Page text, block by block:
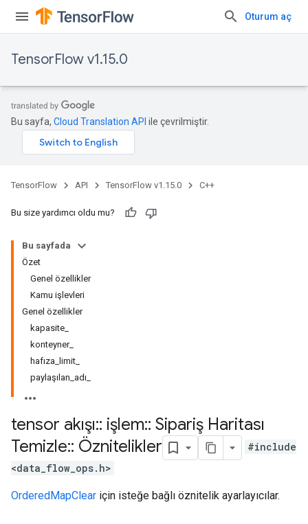
Oturum aç
TensorFlow v1.15.0
Bu sayfa, Cloud Translation API ile çevrilmiştir.
TensorFlow API TensorFlow v1.15.0 C++
Bu size yardımcı oldu mu?
Bu sayfada
Özet
Genel özellikler
Kamu işlevleri
Genel özellikler
kapasite_
konteyner_
hafıza_limit_
paylaşılan_adı_
tensor akışı:: işlem:: Sipariş Haritası
Temizle:: Öznitelikler
#include
<data_flow_ops.h>
OrderedMapClear için isteğe bağlı öznitelik ayarlayıcılar.